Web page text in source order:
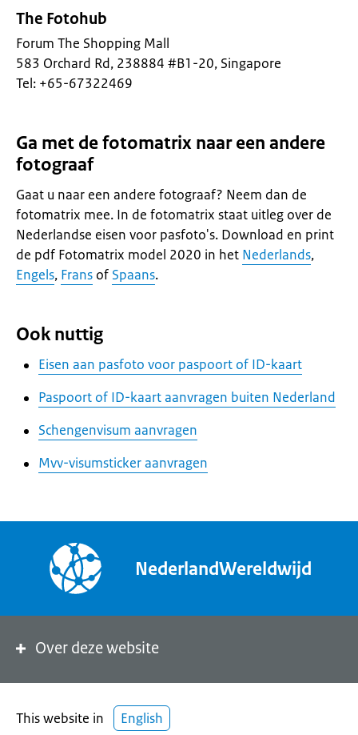
The Fotohub
Forum The Shopping Mall
583 Orchard Rd, 238884 #B1-20, Singapore
Tel: +65-67322469
Ga met de fotomatrix naar een andere
fotograaf
Gaat u naar een andere fotograaf? Neem dan de
fotomatrix mee. In de fotomatrix staat uitleg over de
Nederlandse eisen voor pasfoto's. Download en print
de pdf Fotomatrix model 2020 in het Nederlands,
Engels, Frans of Spaans.
Ook nuttig
Eisen aan pasfoto voor paspoort of ID-kaart
Paspoort of ID-kaart aanvragen buiten Nederland
Schengenvisum aanvragen
Mvv-visumsticker aanvragen
NederlandWereldwijd
Over deze website
This website in English